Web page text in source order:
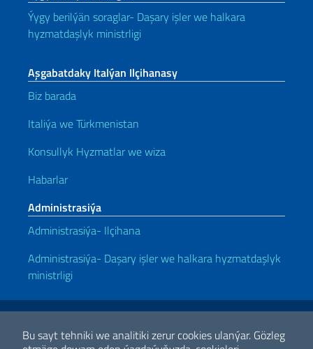
Bu sayt tehniki we analitiki zerur cookies ulanýar. Gözleg
Ýygy berilýän soraglar- Daşary işler we halkara
hyzmatdaşlyk ministrligi
Aşgabatdaky Italýan Ilçihanasy
Biz barada
Italiýa we Türkmenistan
Konsullyk Hyzmatlar we wiza
Habarlar
Administrasiýa
Administrasiýa- Ilçihana
Administrasiýa- Daşary işler we halkara hyzmatdaşlyk
ministrligi
Peýdaly baglanyşyklar/linkler